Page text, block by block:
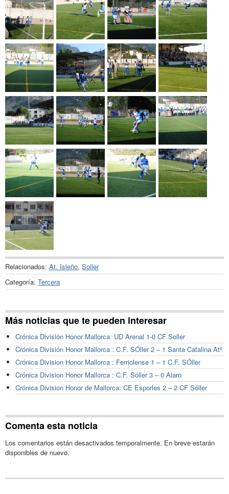
Relacionados: At. Isleño, Soller
Categoría: Tercera
Más noticias que te pueden interesar
Crónica División Honor Mallorca: UD Arenal 1-0 CF Soller
Crónica División Honor Mallorca : C.F. SÓller 2 – 1 Santa Catalina Atº
Crónica Division Honor Mallorca : Ferriolense 1 – 1 C.F. SÓller
Crónica Division Honor Mallorca : C.F. Sóller 3 – 0 Alaro
Crónica Division Honor de Mallorca: CE Esporles 2 – 2 CF Sóller
Comenta esta noticia
Los comentarios están desactivados temporalmente. En breve estarán
disponibles de nuevo.